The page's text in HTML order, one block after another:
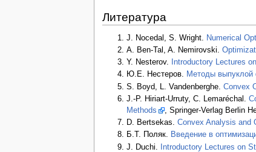
Литература
J. Nocedal, S. Wright. Numerical
A. Ben-Tal, A. Nemirovski.
Y. Nesterov.
Introductory Lectures
Ю.Е. Нестеров. Методы выпуклой
S. Boyd, L. Vandenberghe.Convex
J.-P. Hiriart-Urruty, C. Lemaréchal.
Methods
, Springer-Verlag Berlin
D. Bertsekas.Convex Analysis and
Б.Т. Поляк. Введение в
J. Duchi.
Introductory Lectures on